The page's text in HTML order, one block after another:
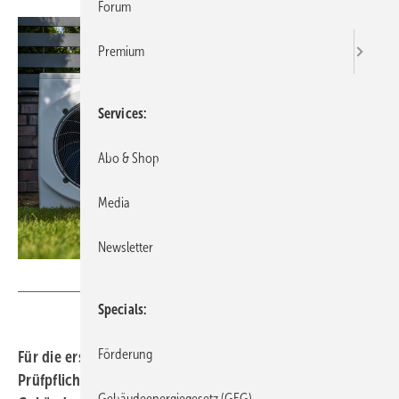
Für die ersten Wärmepumpen gilt seit Januar die
Prüfpflicht. Dies bezieht sich auf Anlagen in größeren
Forum
Premium
Services
Abo & Shop
Media
Newsletter
Specials
Förderung